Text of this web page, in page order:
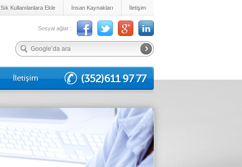
İletişim
İnsan Kaynakları
Sık Kullanılanlara Ekle
Sosyal ağlar :
İletişim (352)611 97 77